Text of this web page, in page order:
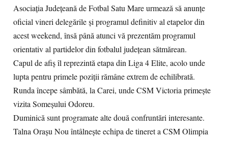
Asociația Județeană de Fotbal Satu Mare urmează să anunțe
oficial vineri delegările și programul definitiv al etapelor din
acest weekend, însă până atunci vă prezentăm programul
orientativ al partidelor din fotbalul județean sătmărean.
Capul de afiș îl reprezintă etapa din Liga 4 Elite, acolo unde
lupta pentru primele poziții rămâne extrem de echilibrată.
Runda începe sâmbătă, la Carei, unde CSM Victoria primește
vizita Someșului Odoreu.
Duminică sunt programate alte două confruntări interesante.
Talna Orașu Nou întâlnește echipa de tineret a CSM Olimpia